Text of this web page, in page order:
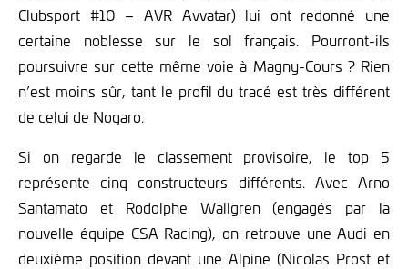
Clubsport #10 – AVR Avvatar) lui ont redonné une
certaine noblesse sur le sol français. Pourront-ils
poursuivre sur cette même voie à Magny-Cours ? Rien
n’est moins sûr, tant le profil du tracé est très différent
de celui de Nogaro.
Si on regarde le classement provisoire, le top 5
représente cinq constructeurs différents. Avec Arno
Santamato et Rodolphe Wallgren (engagés par la
nouvelle équipe CSA Racing), on retrouve une Audi en
deuxième position devant une Alpine (Nicolas Prost et